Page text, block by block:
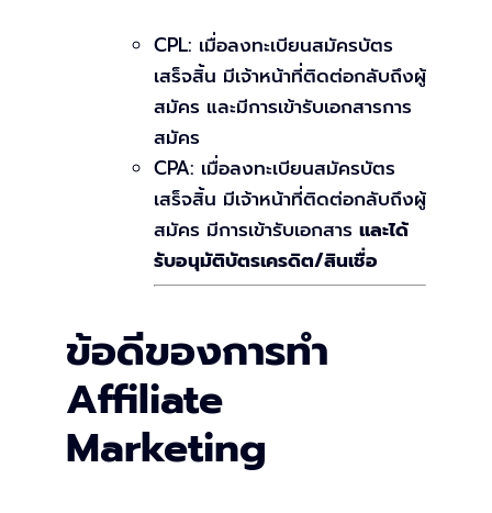
CPL: เมื่อลงทะเบียนสมัครบัตร
เสร็จสิ้น มีเจ้าหน้าที่ติดต่อกลับถึงผู้
สมัคร และมีการเข้ารับเอกสารการ
สมัคร
CPA: เมื่อลงทะเบียนสมัครบัตร
เสร็จสิ้น มีเจ้าหน้าที่ติดต่อกลับถึงผู้
สมัคร มีการเข้ารับเอกสาร และได้
รับอนุมัติบัตรเครดิต/สินเชื่อ
ข้อดีของการทำ
Affiliate
Marketing